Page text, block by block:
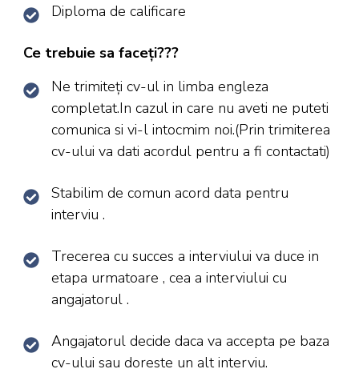
Diploma de calificare
Ce trebuie sa faceți???
Ne trimiteți cv-ul in limba engleza
completat.In cazul in care nu aveti ne puteti
comunica si vi-l intocmim noi.(Prin trimiterea
cv-ului va dati acordul pentru a fi contactati)
Stabilim de comun acord data pentru
interviu .
Trecerea cu succes a interviului va duce in
etapa urmatoare , cea a interviului cu
angajatorul .
Angajatorul decide daca va accepta pe baza
cv-ului sau doreste un alt interviu.